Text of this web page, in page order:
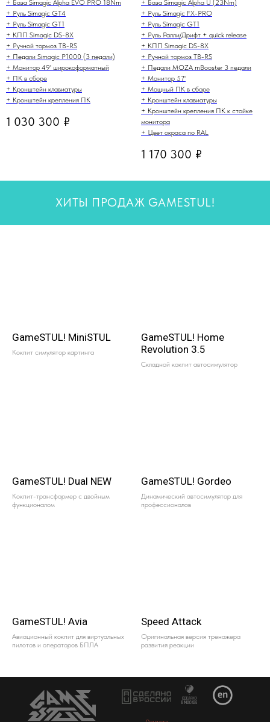
+ База Simagic Alpha EVO PRO 18Nm
+ Руль Simagic GT4
+ Руль Simagic GT1
+ КПП Simagic DS-8X
+ Ручной тормоз TB-RS
+ Педали Simagic P1000 (3 педали)
+ Монитор 49' широкоформатный
+ ПК в сборе
+ Кронштейн клавиатуры
+ Кронштейн крепления ПК
1 030 300 ₽
+ База Simagic Alpha U (23Nm)
+ Руль Simagic FX-PRO
+ Руль Simagic GT1
+ Руль Ралли/Дрифт + quick release
+ КПП Simagic DS-8X
+ Ручной тормоз TB-RS
+ Педали MOZA mBooster 3 педали
+ Монитор 57'
+ Мощный ПК в сборе
+ Кронштейн клавиатуры
+ Кронштейн крепления ПК к стойке
монитора
+ Цвет окраса по RAL
1 170 300 ₽
ХИТЫ ПРОДАЖ GAMESTUL!
GameSTUL! MiniSTUL
Кокпит симулятор картинга
GameSTUL! Home
Revolution 3.5
Складной кокпит автосимулятор
GameSTUL! Dual NEW
Кокпит-трансформер с двойным
функционалом
GameSTUL! Gordeo
Динамический автосимулятор для
профессионалов
GameSTUL! Avia
Авиационный кокпит для виртуальных
пилотов и операторов БПЛА
Speed Attack
Оригинальная версия тренажера
развития реакции